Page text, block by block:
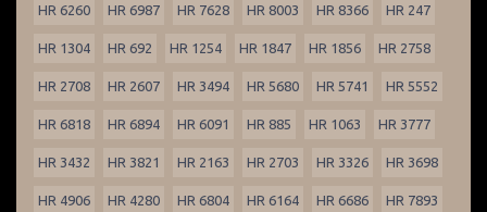
HR 6260 HR 6987 HR 7628 HR 8003 HR 8366 HR 247
HR 1304 HR 692 HR 1254 HR 1847 HR 1856 HR 2758
HR 2708 HR 2607 HR 3494 HR 5680 HR 5741 HR 5552
HR 6818 HR 6894 HR 6091 HR 885 HR 1063 HR 3777
HR 3432 HR 3821 HR 2163 HR 2703 HR 3326 HR 3698
HR 4906 HR 4280 HR 6804 HR 6164 HR 6686 HR 7893